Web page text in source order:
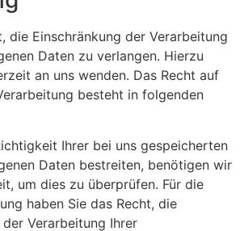
die Einschränkung der Verarbeitung
Daten zu verlangen. Hierzu
an uns wenden. Das Recht auf
besteht in folgenden
Ihrer bei uns gespeicherten
Daten bestreiten, benötigen wir
um dies zu überprüfen. Für die
haben Sie das Recht, die
Verarbeitung Ihrer